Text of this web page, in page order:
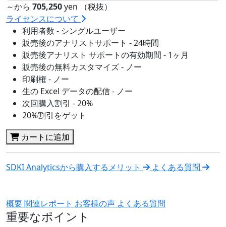
～から 705,250yen （税抜）
ライセンスについて
利用者数 - シングルユーザー
販売後のアナリストサポート - 24時間
販売後アナリスト サポートの有効期間 - 1ヶ月
販売後の無料カスタマイズ - ノー
印刷権 - ノー
生の Excel データの配信 - ノー
次回購入割引 - 20%
20%割引をゲット
カートに追加
SDKI Analyticsから購入するメリット よくある質問
概要関連レポート お客様の声 よくある質問
重要なポイント